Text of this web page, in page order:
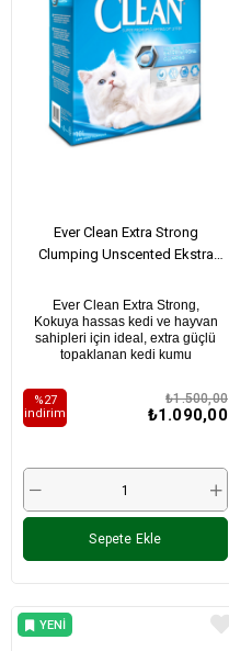
Ever Clean Extra Strong
Clumping Unscented Ekstra
Kumu 10Lt
Ever Clean Extra Strong,
Kokuya hassas kedi ve hayvan
sahipleri için ideal, extra güçlü
topaklanan kedi kumu
₺1.090,00
₺1.500,00
%27
i̇ndirim
Sepete Ekle
YENI